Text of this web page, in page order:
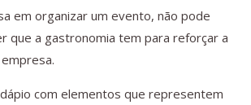
em organizar um evento, não pode
que a gastronomia tem para reforçar a
com elementos que representem